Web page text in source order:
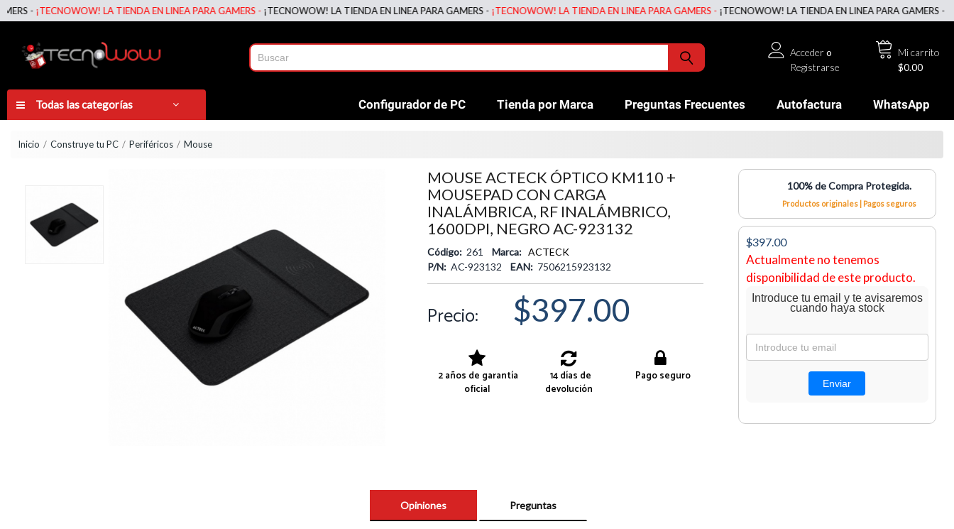
-¡TECNOWOW! LA TIENDA EN LINEA PARA GAMERS -¡TECNOWOW! LA TIENDA EN LINEA PARA GAMERS -¡TECNOWOW! LA TIENDA EN LINEA PARA GAMERS -¡TECNOWOW! LA TIENDA EN LINEA PARA GAMERS -
Mi carrito
$0.00
Accedero
Registrarse
Todas las categorías Configurador de PC Tienda por Marca Preguntas Frecuentes Autofactura WhatsApp
Inicio Construye tu PC Periféricos Mouse
MOUSE ACTECK ÓPTICO KM110 +
MOUSEPAD CON CARGA
INALÁMBRICA, RF INALÁMBRICO,
1600DPI, NEGRO AC-923132
Código: 261 Marca: ACTECK
P/N: AC-923132 EAN: 7506215923132
Precio: $397.00
2 años de garantía
oficial
14 días de
devolución
Pago seguro
100% de Compra Protegida.
Productos originales | Pagos seguros
$397.00
Actualmente no tenemos
disponibilidad de este producto.
Introduce tu email y te avisaremos
cuando haya stock
Opiniones Preguntas